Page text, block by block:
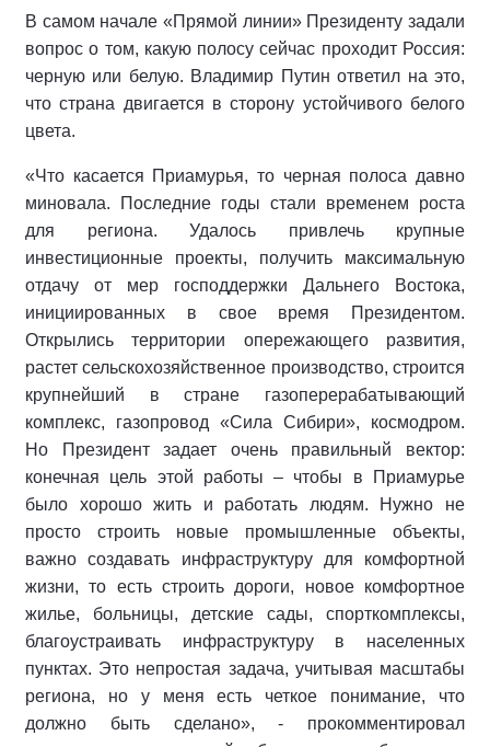
В самом начале «Прямой линии» Президенту задали
вопрос о том, какую полосу сейчас проходит Россия:
черную или белую. Владимир Путин ответил на это,
что страна двигается в сторону устойчивого белого
цвета.
«Что касается Приамурья, то черная полоса давно
миновала. Последние годы стали временем роста
для региона. Удалось привлечь крупные
инвестиционные проекты, получить максимальную
отдачу от мер господдержки Дальнего Востока,
инициированных в свое время Президентом.
Открылись территории опережающего развития,
растет сельскохозяйственное производство, строится
крупнейший в стране газоперерабатывающий
комплекс, газопровод «Сила Сибири», космодром.
Но Президент задает очень правильный вектор:
конечная цель этой работы – чтобы в Приамурье
было хорошо жить и работать людям. Нужно не
просто строить новые промышленные объекты,
важно создавать инфраструктуру для комфортной
жизни, то есть строить дороги, новое комфортное
жилье, больницы, детские сады, спорткомплексы,
благоустраивать инфраструктуру в населенных
пунктах. Это непростая задача, учитывая масштабы
региона, но у меня есть четкое понимание, что
должно быть сделано», - прокомментировал